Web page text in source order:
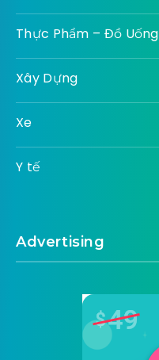
Thực Phẩm – Đồ Uống
Xây Dựng
Xe
Y tế
Advertising